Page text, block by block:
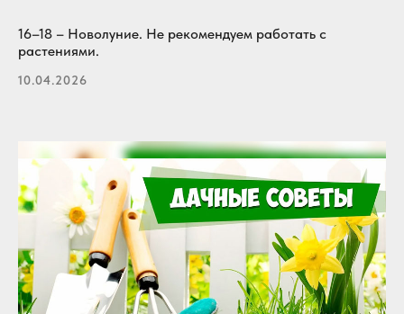
16–18 – Новолуние. Не рекомендуем работать с
растениями.
10.04.2026